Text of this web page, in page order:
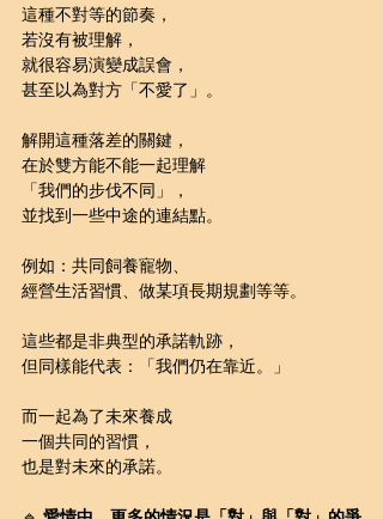
這種不對等的節奏，
若沒有被理解，
就很容易演變成誤會，
甚至以為對方「不愛了」。
解開這種落差的關鍵，
在於雙方能不能一起理解
「我們的步伐不同」，
並找到一些中途的連結點。
例如：共同飼養寵物、
經營生活習慣、做某項長期規劃等等。
這些都是非典型的承諾軌跡，
但同樣能代表：「我們仍在靠近。」
而一起為了未來養成
一個共同的習慣，
也是對未來的承諾。